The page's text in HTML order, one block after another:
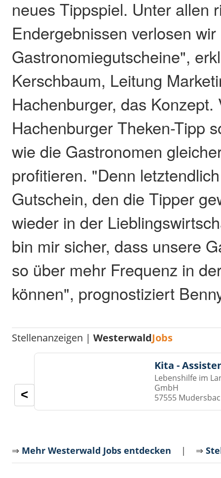
neues Tippspiel. Unter allen
Endergebnissen verlosen
Gastronomiegutscheine",
Kerschbaum, Leitung
Hachenburger, das Konzept.
Hachenburger Theken-Tipp
wie die Gastronomen
profitieren. "Denn
Gutschein, den die Tipper
wieder in der
bin mir sicher, dass unsere
so über mehr Frequenz in
können", prognostiziert
Stellenanzeigen |WesterwaldJobs
Kita -
Lebenshilfe im
GmbH
57555
<
⇒ Mehr Westerwald Jobs entdecken | ⇒